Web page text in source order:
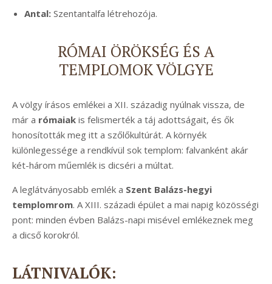
Antal: Szentantalfa létrehozója.
RÓMAI ÖRÖKSÉG ÉS A
TEMPLOMOK VÖLGYE
A völgy írásos emlékei a XII. századig nyúlnak vissza, de
már a rómaiak is felismerték a táj adottságait, és ők
honosították meg itt a szőlőkultúrát. A környék
különlegessége a rendkívül sok templom: falvanként akár
két-három műemlék is dicséri a múltat.
A leglátványosabb emlék a Szent Balázs-hegyi
templomrom. A XIII. századi épület a mai napig közösségi
pont: minden évben Balázs-napi misével emlékeznek meg
a dicső korokról.
LÁTNIVALÓK: